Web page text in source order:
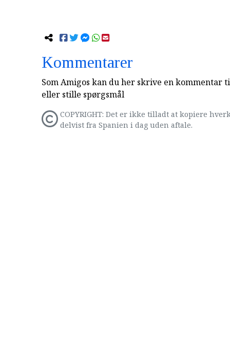
Kommentarer
Som Amigos kan du her skrive en kommentar
eller stille spørgsmål
COPYRIGHT: Det er ikke tilladt at kopiere
delvist fra Spanien i dag uden aftale.